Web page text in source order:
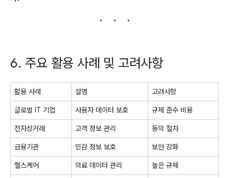
6. 주요 활용 사례 및 고려사항
활용 사례 설명 고려사항
글로벌 IT 기업 사용자 데이터 보호 규제 준수 비용
전자상거래 고객 정보 관리 동의 절차
금융기관 민감 정보 보호 보안 강화
헬스케어 의료 데이터 관리 높은 규제